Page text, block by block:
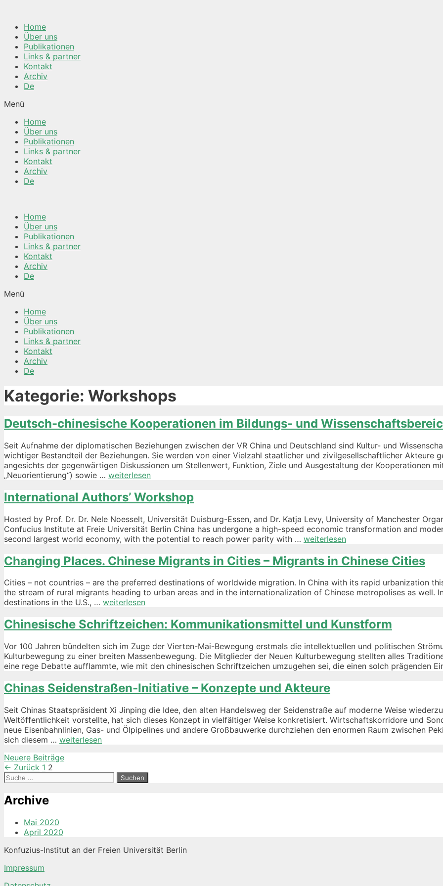
Inhalt Home
Über uns
Publikationen
Links & partner
Kontakt
Archiv
De
Menü
Home
Über uns
Publikationen
Links & partner
Kontakt
Archiv
De
Home
Über uns
Publikationen
Links & partner
Kontakt
Archiv
De
Menü
Home
Über uns
Publikationen
Links & partner
Kontakt
Archiv
De
Kategorie: Workshops
Deutsch-chinesische Kooperationen im Bildungs- und
Seit Aufnahme der diplomatischen Beziehungen zwischen der VR China und Deutschland sind Kultur- und
wichtiger Bestandteil der Beziehungen. Sie werden von einer Vielzahl staatlicher und zivilgesellschaftlicher Akteure
angesichts der gegenwärtigen Diskussionen um Stellenwert, Funktion, Ziele und Ausgestaltung der Kooperationen
„Neuorientierung“) sowie … weiterlesenDeutsch-
Kooperationen
im
Bildungs-
und
Wissenschaftsbereich
International Authors’ Workshop
Hosted by Prof. Dr. Dr. Nele Noesselt, Universität Duisburg-Essen, and Dr. Katja Levy, University of Manchester
Confucius Institute at Freie Universität Berlin China has undergone a high-speed economic transformation and
second largest world economy, with the potential to reach power parity with … weiterlesenInternational
Workshop
Changing Places. Chinese Migrants in Cities – Migrants in Chinese Cities
Cities – not countries – are the preferred destinations of worldwide migration. In China with its rapid urbanization
the stream of rural migrants heading to urban areas and in the internationalization of Chinese metropolises as well.
destinations in the U.S., … weiterlesenChanging
Chinese
Migrants
Cities
–
Migrants
in
Chinese
Chinesische Schriftzeichen: Kommunikationsmittel und Kunstform
Vor 100 Jahren bündelten sich im Zuge der Vierten-Mai-Bewegung erstmals die intellektuellen und politischen
Kulturbewegung zu einer breiten Massenbewegung. Die Mitglieder der Neuen Kulturbewegung stellten alles
eine rege Debatte aufflammte, wie mit den chinesischen Schriftzeichen umzugehen sei, die einen solch prägenden
Chinas Seidenstraßen-Initiative – Konzepte und Akteure
Seit Chinas Staatspräsident Xi Jinping die Idee, den alten Handelsweg der Seidenstraße auf moderne Weise
Weltöffentlichkeit vorstellte, hat sich dieses Konzept in vielfältiger Weise konkretisiert. Wirtschaftskorridore und
neue Eisenbahnlinien, Gas- und Ölpipelines und andere Großbauwerke durchziehen den enormen Raum zwischen
sich diesem … weiterlesenChinas
Konzepte
Beitrags-
Navigation
Neuere Beiträge
← Zurück 1 2
Suche
Archive
Mai 2020
April 2020
Konfuzius-Institut an der Freien Universität Berlin
Impressum